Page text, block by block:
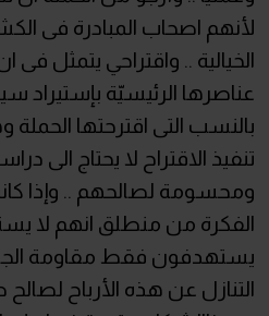
لأنهم اصحاب المبادرة فى
الخيالية .. واقتراحي يتمثل
عناصرها الرئيسيّة بإستيراد
تنفيذ الاقتراح لا يحتاج الى
ومحسومة لصالحهم .. وإذا
الفكرة من منطلق انهم لا
يستهدفون فقط مقاومة
التنازل عن هذه الأرباح